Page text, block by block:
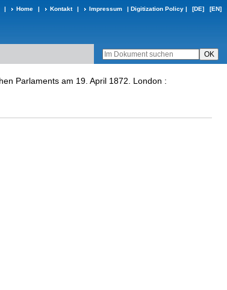
| Home | Kontakt | Impressum | Digitization Policy | [DE] [EN]
Parlaments am 19. April 1872. London :